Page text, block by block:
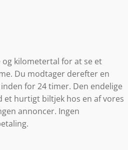
kilometertal for at se et
Du modtager derefter en
for 24 timer. Den endelige
hurtigt biltjek hos en af vores
annoncer. Ingen